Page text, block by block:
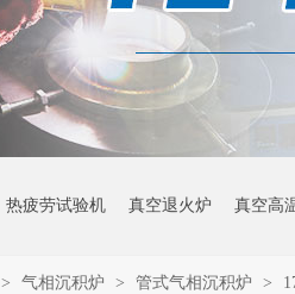
热疲劳试验机 真空退火炉 真空高
> 气相沉积炉 > 管式气相沉积炉 >